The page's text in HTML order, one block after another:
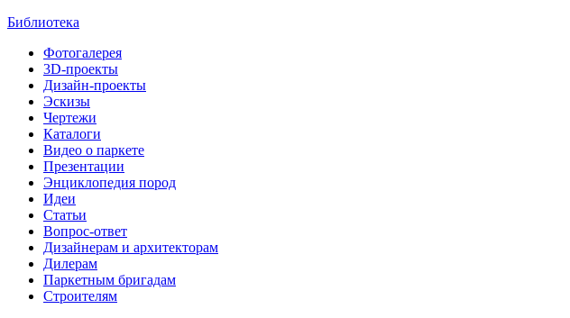
Библиотека
Фотогалерея
3D-проекты
Дизайн-проекты
Эскизы
Чертежи
Каталоги
Видео о паркете
Презентации
Энциклопедия пород
Идеи
Статьи
Вопрос-ответ
Дизайнерам и архитекторам
Дилерам
Паркетным бригадам
Строителям